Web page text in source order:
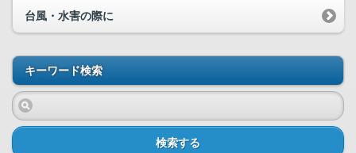
台風・水害の際に
キーワード検索
検索する